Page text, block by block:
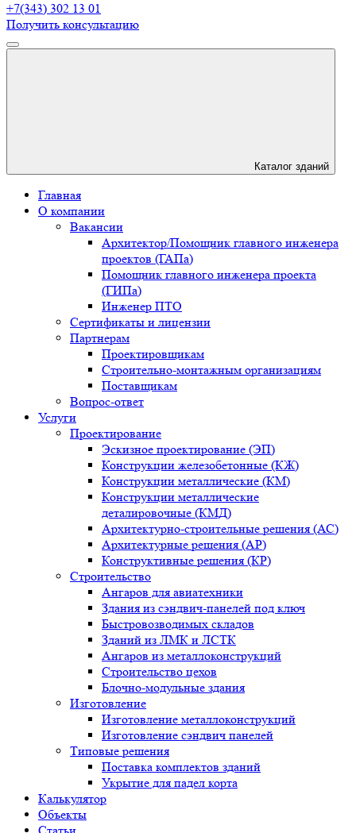
+7(343) 302 13 01
Получить консультацию
Каталог зданий
Главная
О компании
Вакансии
Архитектор/Помощник главного инженера
проектов (ГАПа)
Помощник главного инженера проекта
(ГИПа)
Инженер ПТО
Сертификаты и лицензии
Партнерам
Проектировщикам
Строительно-монтажным организациям
Поставщикам
Вопрос-ответ
Услуги
Проектирование
Эскизное проектирование (ЭП)
Конструкции железобетонные (КЖ)
Конструкции металлические (КМ)
Конструкции металлические
деталировочные (КМД)
Архитектурно-строительные решения (АС)
Архитектурные решения (АР)
Конструктивные решения (КР)
Строительство
Ангаров для авиатехники
Здания из сэндвич-панелей под ключ
Быстровозводимых складов
Зданий из ЛМК и ЛСТК
Ангаров из металлоконструкций
Строительство цехов
Блочно-модульные здания
Изготовление
Изготовление металлоконструкций
Изготовление сэндвич панелей
Типовые решения
Поставка комплектов зданий
Укрытие для падел корта
Калькулятор
Объекты